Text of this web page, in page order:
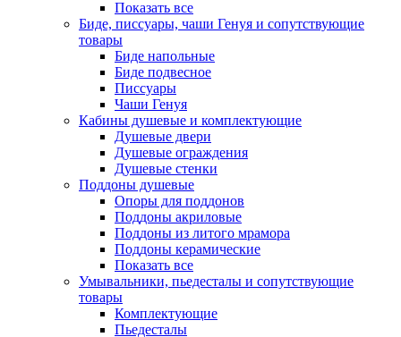
Показать все
Биде, писсуары, чаши Генуя и сопутствующие
товары
Биде напольные
Биде подвесное
Писсуары
Чаши Генуя
Кабины душевые и комплектующие
Душевые двери
Душевые ограждения
Душевые стенки
Поддоны душевые
Опоры для поддонов
Поддоны акриловые
Поддоны из литого мрамора
Поддоны керамические
Показать все
Умывальники, пьедесталы и сопутствующие
товары
Комплектующие
Пьедесталы